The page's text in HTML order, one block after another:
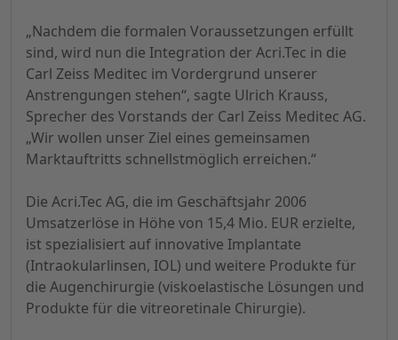
„Nachdem die formalen Voraussetzungen erfüllt
sind, wird nun die Integration der Acri.Tec in die
Carl Zeiss Meditec im Vordergrund unserer
Anstrengungen stehen“, sagte Ulrich Krauss,
Sprecher des Vorstands der Carl Zeiss Meditec AG.
„Wir wollen unser Ziel eines gemeinsamen
Marktauftritts schnellstmöglich erreichen.“
Die Acri.Tec AG, die im Geschäftsjahr 2006
Umsatzerlöse in Höhe von 15,4 Mio. EUR erzielte,
ist spezialisiert auf innovative Implantate
(Intraokularlinsen, IOL) und weitere Produkte für
die Augenchirurgie (viskoelastische Lösungen und
Produkte für die vitreoretinale Chirurgie).